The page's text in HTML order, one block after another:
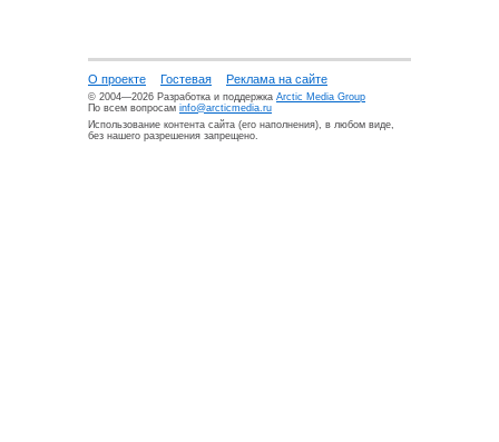
О проекте Гостевая Реклама на сайте
© 2004—2026 Разработка и поддержка Arctic Media Group
По всем вопросам info@arcticmedia.ru
Использование контента сайта (его наполнения), в любом виде,
без нашего разрешения запрещено.